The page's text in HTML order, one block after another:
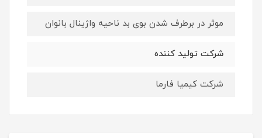
موثر در برطرف شدن بوی بد ناحیه واژینال بانوان
شرکت تولید کننده
شرکت کیمیا فارما